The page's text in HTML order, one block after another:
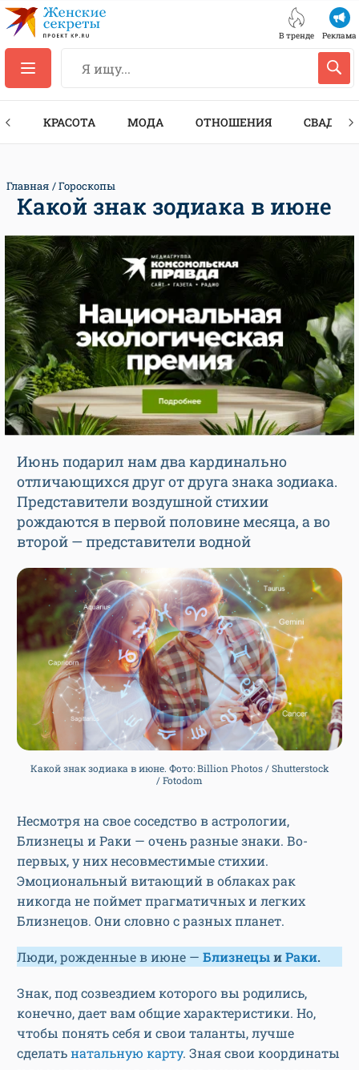
В тренде Реклама
КРАСОТА МОДА ОТНОШЕНИЯ СВАДЬБА
Главная Гороскопы
Какой знак зодиака в июне
Июнь подарил нам два кардинально
отличающихся друг от друга знака зодиака.
Представители воздушной стихии
рождаются в первой половине месяца, а во
второй — представители водной
Какой знак зодиака в июне. Фото: Billion Photos / Shutterstock
/ Fotodom
Несмотря на свое соседство в астрологии,
Близнецы и Раки — очень разные знаки. Во-
первых, у них несовместимые стихии.
Эмоциональный витающий в облаках рак
никогда не поймет прагматичных и легких
Близнецов. Они словно с разных планет.
Люди, рожденные в июне — БлизнецыиРаки.
Знак, под созвездием которого вы родились,
конечно, дает вам общие характеристики. Но,
чтобы понять себя и свои таланты, лучше
сделатьнатальную карту. Зная свои координаты